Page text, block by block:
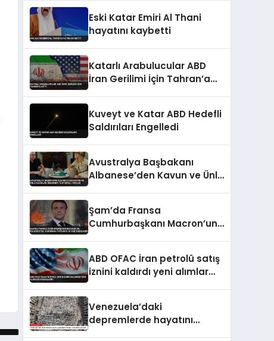
Eski Katar Emiri Al Thani
hayatını kaybetti
Katarlı Arabulucular ABD
İran Gerilimi İçin Tahran’a
Kuveyt ve Katar ABD Hedefli
Saldırıları Engelledi
Avustralya Başbakanı
Albanese’den Kavun ve Ünlü
Şam’da Fransa
Cumhurbaşkanı Macron’un
ABD OFAC İran petrolü satış
iznini kaldırdı yeni alımlar
Venezuela’daki
depremlerde hayatını